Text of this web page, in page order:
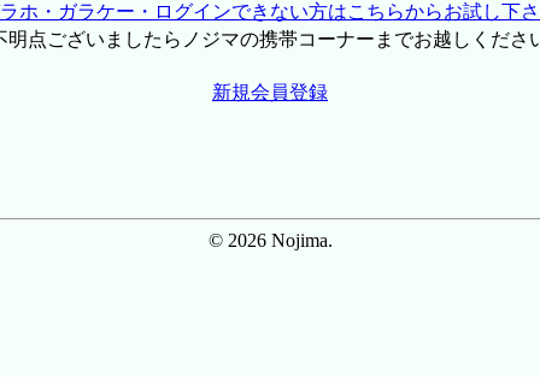
ホ・ガラケー・ログインできない方はこちらからお試し下
点ございましたらノジマの携帯コーナーまでお越しくださ
新規会員登録
© 2026 Nojima.